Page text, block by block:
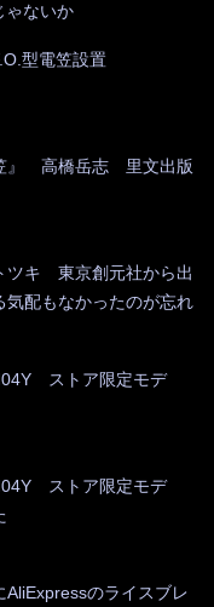
ないか
型電笠設置
』 高橋岳志 里文出版
ツキ 東京創元社から出
気配もなかったのが忘れ
ストア限定モデ
ストア限定モデ
のライスブレ